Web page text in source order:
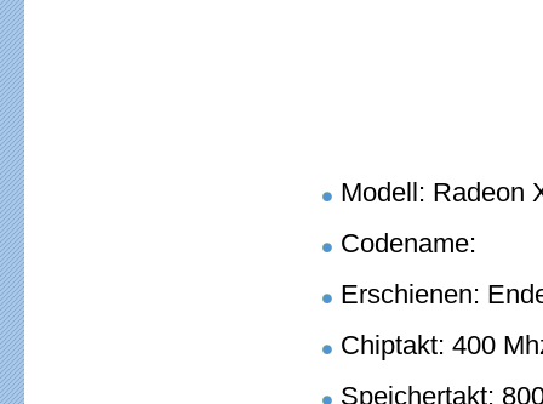
Modell: Radeon
Codename:
Erschienen:
Chiptakt: 400
Speichertakt: